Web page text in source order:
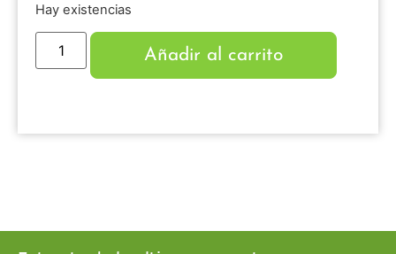
Hay existencias
Añadir al carrito